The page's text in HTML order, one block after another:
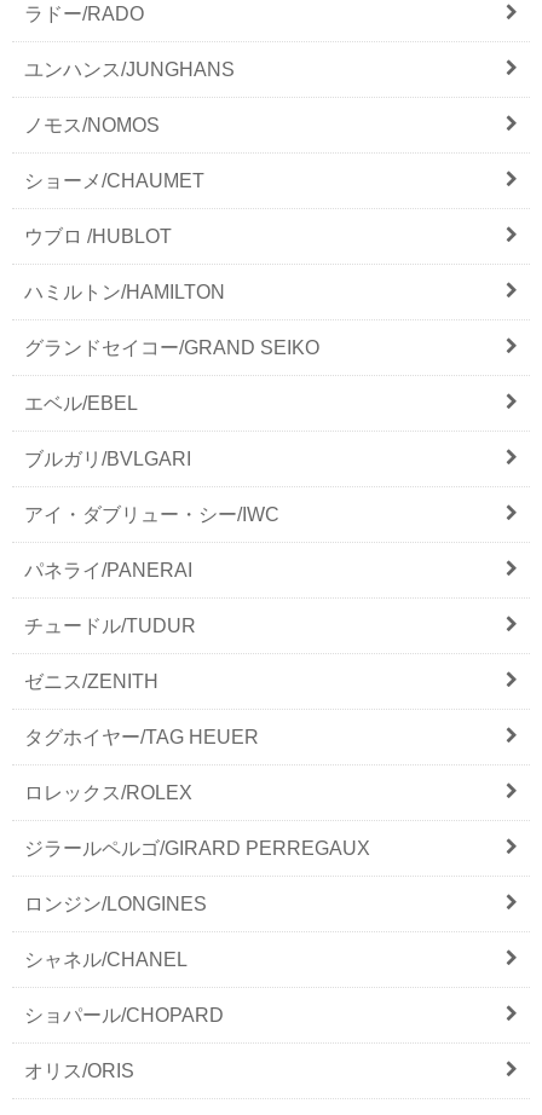
ラドー/RADO
ユンハンス/JUNGHANS
ノモス/NOMOS
ショーメ/CHAUMET
ウブロ /HUBLOT
ハミルトン/HAMILTON
グランドセイコー/GRAND SEIKO
エベル/EBEL
ブルガリ/BVLGARI
アイ・ダブリュー・シー/IWC
パネライ/PANERAI
チュードル/TUDUR
ゼニス/ZENITH
タグホイヤー/TAG HEUER
ロレックス/ROLEX
ジラールペルゴ/GIRARD PERREGAUX
ロンジン/LONGINES
シャネル/CHANEL
ショパール/CHOPARD
オリス/ORIS